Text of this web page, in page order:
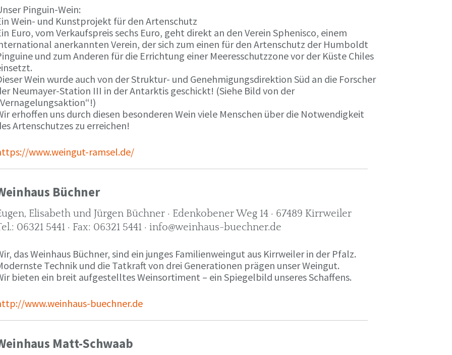
Pinguin-Wein:
Wein- und Kunstprojekt für den Artenschutz
Euro, vom Verkaufspreis sechs Euro, geht direkt an den Verein Sphenisco, einem
anerkannten Verein, der sich zum einen für den Artenschutz der Humboldt
und zum Anderen für die Errichtung einer Meeresschutzzone vor der Küste Chiles
Wein wurde auch von der Struktur- und Genehmigungsdirektion Süd an die Forscher
Neumayer-Station III in der Antarktis geschickt! (Siehe Bild von der
erhoffen uns durch diesen besonderen Wein viele Menschen über die Notwendigkeit
Artenschutzes zu erreichen!
www.weingut-ramsel.de/
Büchner
Elisabeth und Jürgen Büchner · Edenkobener Weg 14 · 67489 Kirrweiler
06321 5441 · Fax: 06321 5441 · info@weinhaus-buechner.de
das Weinhaus Büchner, sind ein junges Familienweingut aus Kirrweiler in der Pfalz.
Technik und die Tatkraft von drei Generationen prägen unser Weingut.
bieten ein breit aufgestelltes Weinsortiment – ein Spiegelbild unseres Schaffens.
www.weinhaus-buechner.de
Matt-Schwaab